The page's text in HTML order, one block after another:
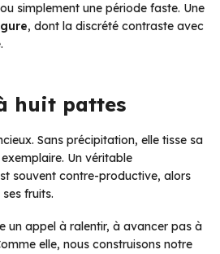
simplement une période faste. Une
, dont la discrété contraste avec
huit pattes
Sans précipitation, elle tisse sa
Un véritable
souvent contre-productive, alors
fruits.
un appel à ralentir, à avancer pas à
elle, nous construisons notre